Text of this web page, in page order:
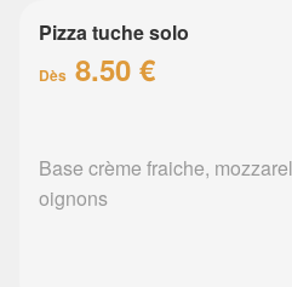
Pizza tuche solo
Dès 8.50 €
Base crème fraiche,
oignons